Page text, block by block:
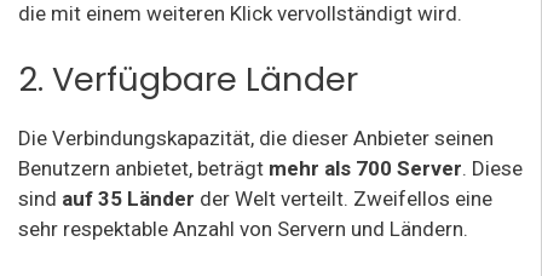
die mit einem weiteren Klick vervollständigt wird.
2. Verfügbare Länder
Die Verbindungskapazität, die dieser Anbieter seinen
Benutzern anbietet, beträgt mehr als 700 Server. Diese
sind auf 35 Länder der Welt verteilt. Zweifellos eine
sehr respektable Anzahl von Servern und Ländern.